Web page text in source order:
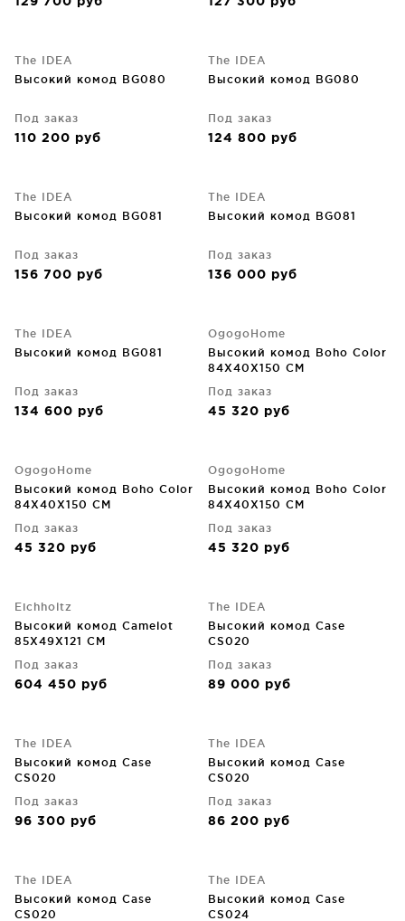
The IDEA
Высокий комод BG080
Под заказ
110 200 руб
The IDEA
Высокий комод BG080
Под заказ
124 800 руб
The IDEA
Высокий комод BG081
Под заказ
156 700 руб
The IDEA
Высокий комод BG081
Под заказ
136 000 руб
The IDEA
Высокий комод BG081
Под заказ
134 600 руб
OgogoHome
Высокий комод Boho Color
84X40X150 CM
Под заказ
45 320 руб
OgogoHome
Высокий комод Boho Color
84X40X150 CM
Под заказ
45 320 руб
OgogoHome
Высокий комод Boho Color
84X40X150 CM
Под заказ
45 320 руб
Eichholtz
Высокий комод Camelot
85X49X121 CM
Под заказ
604 450 руб
The IDEA
Высокий комод Case
CS020
Под заказ
89 000 руб
The IDEA
Высокий комод Case
CS020
Под заказ
96 300 руб
The IDEA
Высокий комод Case
CS020
Под заказ
86 200 руб
The IDEA
Высокий комод Case
CS020
The IDEA
Высокий комод Case
CS024